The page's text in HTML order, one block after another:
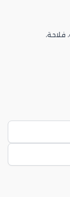
فلاحة،